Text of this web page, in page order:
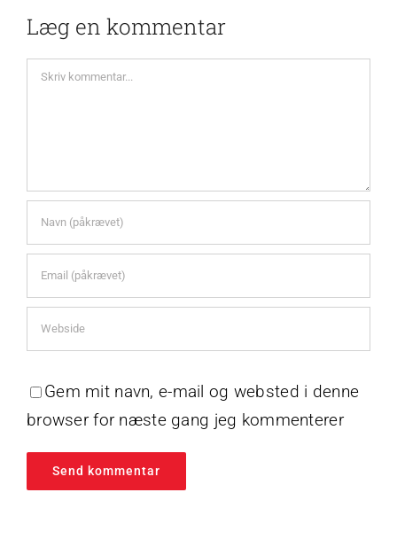
Læg en kommentar
Comment
Gem mit navn, e-mail og websted i denne
browser for næste gang jeg kommenterer